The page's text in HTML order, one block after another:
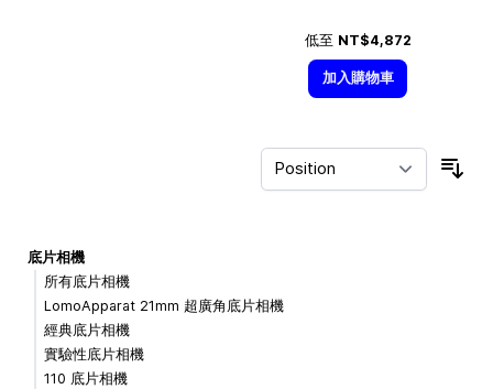
低至 NT$4,872
加入購物車
底片相機
所有底片相機
LomoApparat 21mm 超廣角底片相機
經典底片相機
實驗性底片相機
110 底片相機